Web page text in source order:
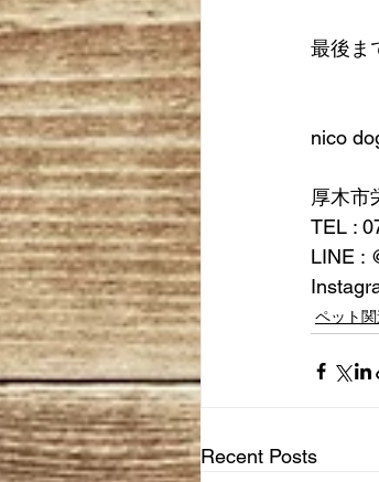
最後ま
nico
厚木市
TEL :
LINE :
ペット
Recent Posts